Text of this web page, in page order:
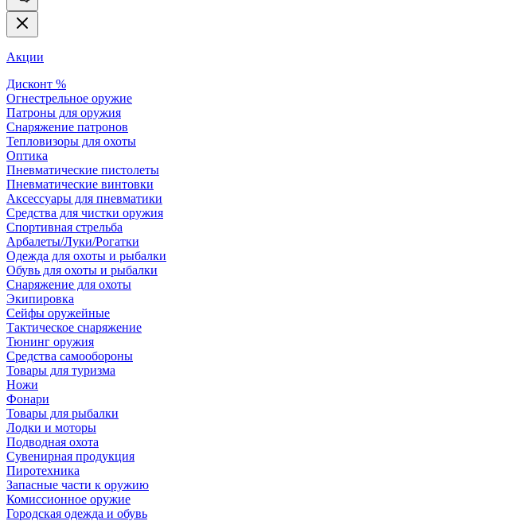
Акции
Дисконт %
Огнестрельное оружие
Патроны для оружия
Снаряжение патронов
Тепловизоры для охоты
Оптика
Пневматические пистолеты
Пневматические винтовки
Аксессуары для пневматики
Средства для чистки оружия
Спортивная стрельба
Арбалеты/Луки/Рогатки
Одежда для охоты и рыбалки
Обувь для охоты и рыбалки
Снаряжение для охоты
Экипировка
Сейфы оружейные
Тактическое снаряжение
Тюнинг оружия
Средства самообороны
Товары для туризма
Ножи
Фонари
Товары для рыбалки
Лодки и моторы
Подводная охота
Сувенирная продукция
Пиротехника
Запасные части к оружию
Комиссионное оружие
Городская одежда и обувь